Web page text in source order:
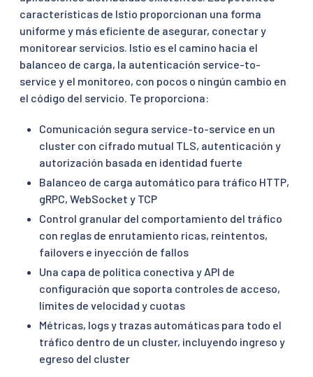
características de Istio proporcionan una forma
uniforme y más eficiente de asegurar, conectar y
monitorear servicios. Istio es el camino hacia el
balanceo de carga, la autenticación service-to-
service y el monitoreo, con pocos o ningún cambio en
el código del servicio. Te proporciona:
Comunicación segura service-to-service en un
cluster con cifrado mutual TLS, autenticación y
autorización basada en identidad fuerte
Balanceo de carga automático para tráfico HTTP,
gRPC, WebSocket y TCP
Control granular del comportamiento del tráfico
con reglas de enrutamiento ricas, reintentos,
failovers e inyección de fallos
Una capa de política conectiva y API de
configuración que soporta controles de acceso,
límites de velocidad y cuotas
Métricas, logs y trazas automáticas para todo el
tráfico dentro de un cluster, incluyendo ingreso y
egreso del cluster